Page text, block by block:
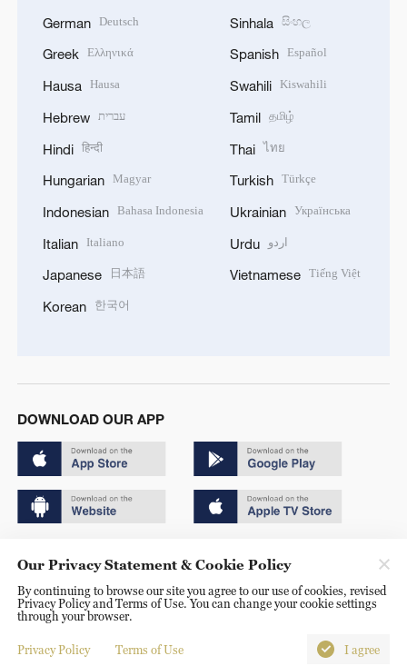
German Deutsch
Greek Ελληνικά
Hausa Hausa
Hebrew עברית
Hindi हिन्दी
Hungarian Magyar
Indonesian Bahasa Indonesia
Italian Italiano
Japanese 日本語
Korean 한국어
Sinhala සිංහල
Spanish Español
Swahili Kiswahili
Tamil தமிழ்
Thai ไทย
Turkish Türkçe
Ukrainian Українська
Urdu اردو
Vietnamese Tiếng Việt
DOWNLOAD OUR APP
京ICP备20000184号
京公网安备 11010502050052号
Disinformation report hotline: 010-85061466
Our Privacy Statement & Cookie Policy
By continuing to browse our site you agree to our use of cookies, revised
Privacy Policy and Terms of Use. You can change your cookie settings
through your browser.
Privacy Policy Terms of Use I agree